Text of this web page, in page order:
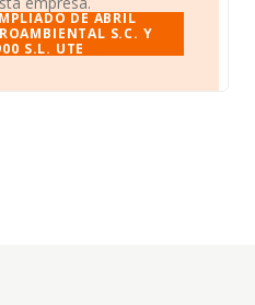
DE ABRIL
S.C. Y
S.L. UTE